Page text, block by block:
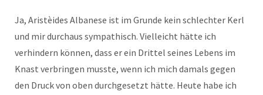
Ja, Aristèides Albanese ist im Grunde kein schlechter Kerl
und mir durchaus sympathisch. Vielleicht hätte ich
verhindern können, dass er ein Drittel seines Lebens im
Knast verbringen musste, wenn ich mich damals gegen
den Druck von oben durchgesetzt hätte. Heute habe ich